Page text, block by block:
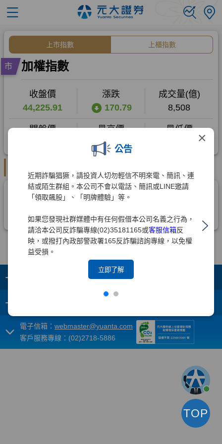
×
公告
近期詐騙猖獗，請投資人切勿輕信不明來電、簡訊、連
結或陌生群組。本公司不會以電話、簡訊或LINE邀請
「領取飆股」、「明牌體驗」等。
如果您發現社群媒體中有任何假借本公司名義之行為，
請洽本公司反詐騙專線(02)35181165或客服信箱反
映，或撥打內政部警政署165反詐騙諮詢專線，以免權
益受損。
立即了解
+
+
電子信箱： webmaster@yuanta.com
客戶服務專線：(02)2718-5886
TOP